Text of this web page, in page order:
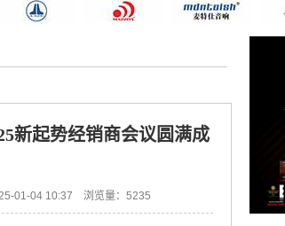
新起势经销商会议圆满成
01-04 10:37 浏览量：5235